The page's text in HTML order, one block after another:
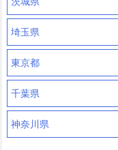
埼玉県
東京都
千葉県
神奈川県